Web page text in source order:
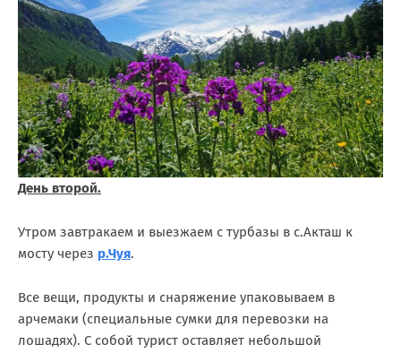
День второй.
Утром завтракаем и выезжаем с турбазы в с.Акташ к
мосту через р.Чуя.
Все вещи, продукты и снаряжение упаковываем в
арчемаки (специальные сумки для перевозки на
лошадях). С собой турист оставляет небольшой